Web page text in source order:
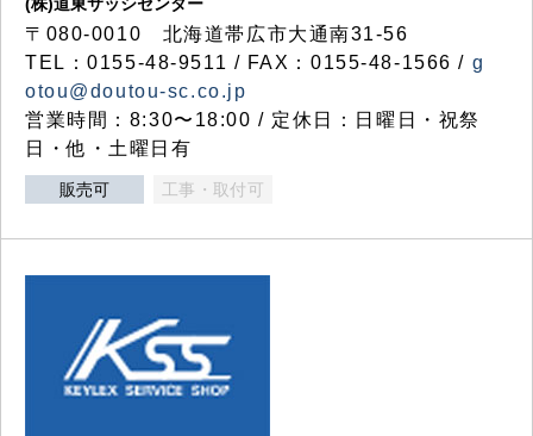
〒080-0010 北海道帯広市大通南31-56
TEL：0155-48-9511 / FAX：0155-48-1566 / g
otou@doutou-sc.co.jp
営業時間：8:30〜18:00 / 定休日：日曜日・祝祭
日・他・土曜日有
販売可 工事・取付可